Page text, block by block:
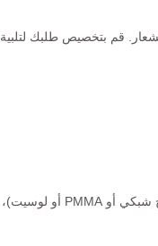
قم بتخصيص طلبك لتلبية
جميع المنتجات مصنوعة من الأكريليك عالي الجودة (المعروف أيضاً باسم بيرسبيكس أو زجاج شبكي أو PMMA أو لوسيت)،